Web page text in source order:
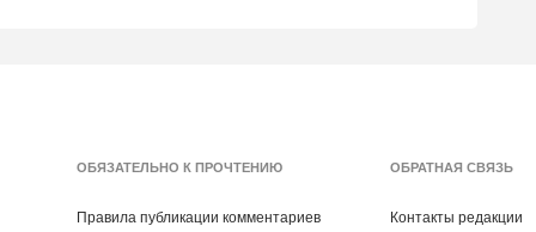
ОБЯЗАТЕЛЬНО К ПРОЧТЕНИЮ
Правила публикации комментариев
ОБРАТНАЯ СВЯЗЬ
Контакты редакции